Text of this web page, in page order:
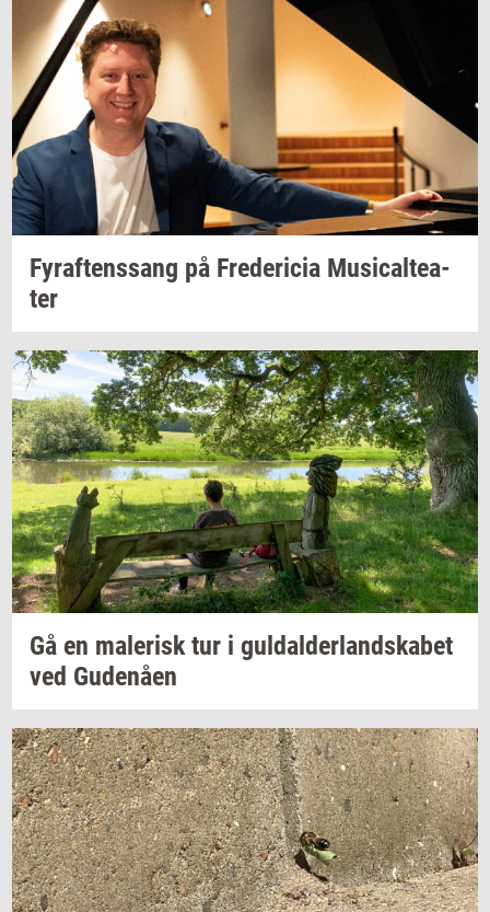
Fyraf­tens­sang på Fre­de­ri­cia Mu­si­cal­te­a­
ter
Gå en ma­le­risktur i gul­dal­der­land­ska­bet
ved Gu­denå­en